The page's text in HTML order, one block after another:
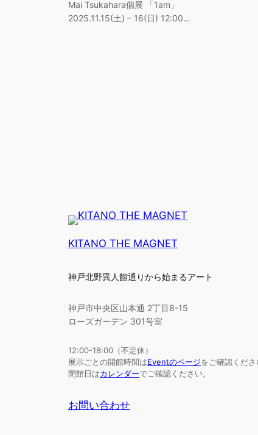
Mai Tsukahara個展 「1am」
2025.11.15(土) – 16(日) 12:00…
KITANO THE MAGNET
神戸北野異人館通りから始まるアート
神戸市中央区山本通 2丁目8-15
ローズガーデン 301号室
12:00-18:00（不定休）
展示ごとの開館時間はEventのページをご確認くださ
閉館日はカレンダーでご確認ください。
お問い合わせ